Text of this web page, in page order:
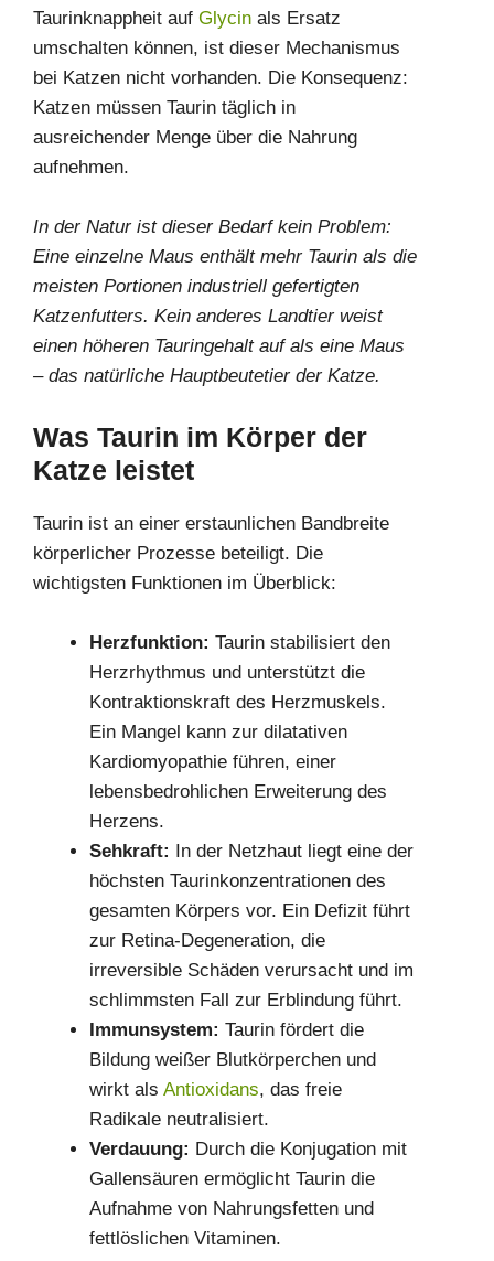
Taurinknappheit auf Glycin als Ersatz
umschalten können, ist dieser Mechanismus
bei Katzen nicht vorhanden. Die Konsequenz:
Katzen müssen Taurin täglich in
ausreichender Menge über die Nahrung
aufnehmen.
In der Natur ist dieser Bedarf kein Problem:
Eine einzelne Maus enthält mehr Taurin als die
meisten Portionen industriell gefertigten
Katzenfutters. Kein anderes Landtier weist
einen höheren Tauringehalt auf als eine Maus
– das natürliche Hauptbeutetier der Katze.
Was Taurin im Körper der
Katze leistet
Taurin ist an einer erstaunlichen Bandbreite
körperlicher Prozesse beteiligt. Die
wichtigsten Funktionen im Überblick:
Herzfunktion: Taurin stabilisiert den
Herzrhythmus und unterstützt die
Kontraktionskraft des Herzmuskels.
Ein Mangel kann zur dilatativen
Kardiomyopathie führen, einer
lebensbedrohlichen Erweiterung des
Herzens.
Sehkraft:
In der Netzhaut liegt eine der
höchsten Taurinkonzentrationen des
gesamten Körpers vor. Ein Defizit führt
zur Retina-Degeneration, die
irreversible Schäden verursacht und im
schlimmsten Fall zur Erblindung führt.
Immunsystem: Taurin fördert die
Bildung weißer Blutkörperchen und
wirkt als Antioxidans, das freie
Radikale neutralisiert.
Verdauung: Durch die Konjugation mit
Gallensäuren ermöglicht Taurin die
Aufnahme von Nahrungsfetten und
fettlöslichen Vitaminen.